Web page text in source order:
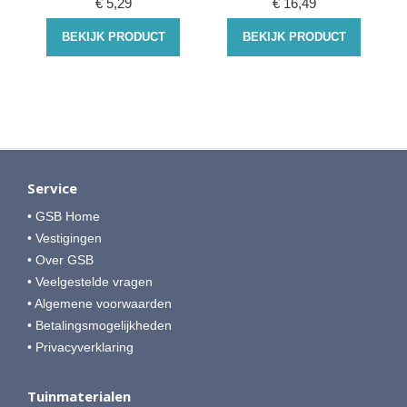
BEKIJK PRODUCT BEKIJK PRODUCT
Service
• GSB Home
• Vestigingen
• Over GSB
• Veelgestelde vragen
• Algemene voorwaarden
• Betalingsmogelijkheden
• Privacyverklaring
Tuinmaterialen